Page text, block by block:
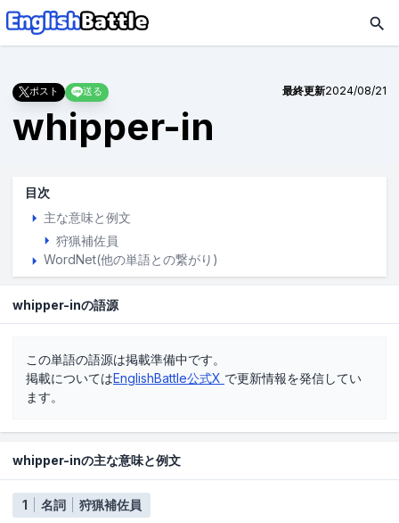
ポスト 送る 最終更新2024/08/21
whipper-in
目次
主な意味と例文
狩猟補佐員
WordNet(他の単語との繋がり)
whipper-inの語源
この単語の語源は掲載準備中です。
掲載についてはEnglishBattle公式X で更新情報を発信してい
ます。
whipper-inの主な意味と例文
1 名詞 狩猟補佐員